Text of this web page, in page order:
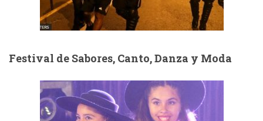
Festival de Sabores, Canto, Danza y Moda